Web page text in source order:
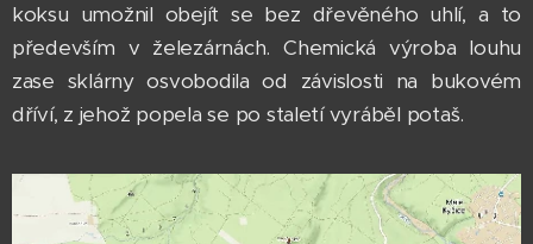
koksu umožnil obejít se bez dřevěného uhlí, a to
především v železárnách. Chemická výroba louhu
zase sklárny osvobodila od závislosti na bukovém
dříví, z jehož popela se po staletí vyráběl potaš.